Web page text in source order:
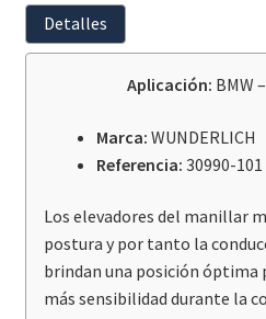
Bmw
F800R
Detalles
Aplicación: BMW
Marca: WUNDERLICH
Referencia: 30990-101
Los elevadores del manillar
postura y por tanto la
brindan una posición óptima
más sensibilidad durante la